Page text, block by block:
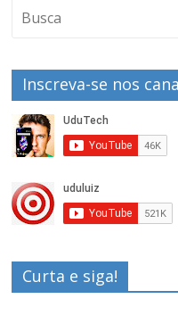
Inscreva-se nos
Curta e siga!